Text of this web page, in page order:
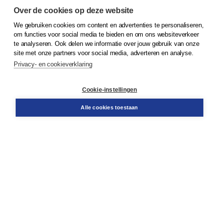
© 2026Koninklijke Boom uitgevers
Klantenservice
Service & informatie
Contact
Over de cookies op deze website
We gebruiken cookies om content en advertenties te personaliseren,
om functies voor social media te bieden en om ons websiteverkeer
te analyseren. Ook delen we informatie over jouw gebruik van onze
site met onze partners voor social media, adverteren en analyse.
Privacy- en cookieverklaring
Cookie-instellingen
Alle cookies toestaan